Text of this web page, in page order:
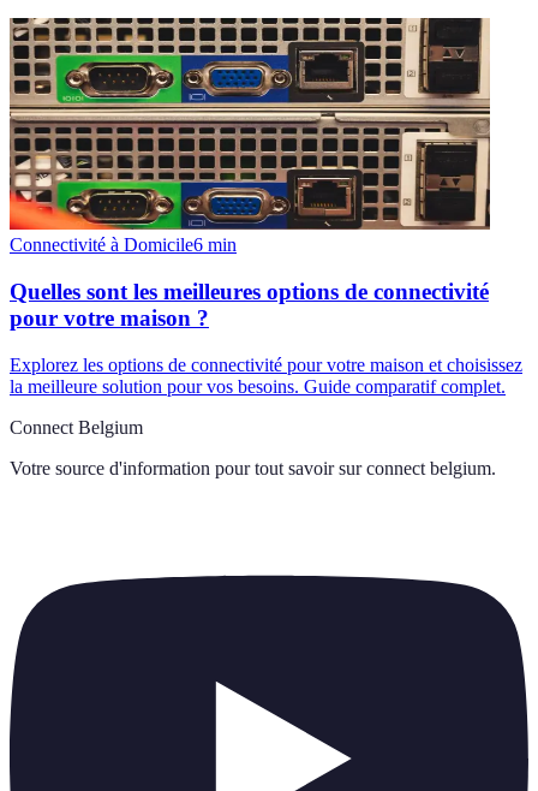
Connectivité à Domicile6 min
Quelles sont les meilleures options de connectivité
pour votre maison ?
Explorez les options de connectivité pour votre maison et choisissez
la meilleure solution pour vos besoins. Guide comparatif complet.
Connect Belgium
Votre source d'information pour tout savoir sur connect belgium.